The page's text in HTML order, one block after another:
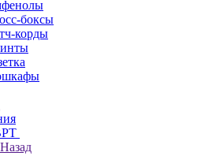
боксы
корды
Назад